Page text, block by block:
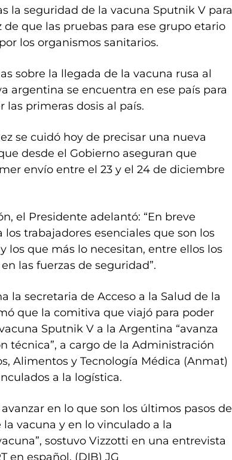
la seguridad de la vacuna Sputnik V para
de que las pruebas para ese grupo etario
los organismos sanitarios.
sobre la llegada de la vacuna rusa al
argentina se encuentra en ese país para
las primeras dosis al país.
se cuidó hoy de precisar una nueva
desde el Gobierno aseguran que
envío entre el 23 y el 24 de diciembre
el Presidente adelantó: “En breve
trabajadores esenciales que son los
los que más lo necesitan, entre ellos los
las fuerzas de seguridad”.
la secretaria de Acceso a la Salud de la
que la comitiva que viajó para poder
Sputnik V a la Argentina “avanza
técnica”, a cargo de la Administración
Alimentos y Tecnología Médica (Anmat)
a la logística.
en lo que son los últimos pasos de
vacuna y en lo vinculado a la
sostuvo Vizzotti en una entrevista
en español. (DIB) JG